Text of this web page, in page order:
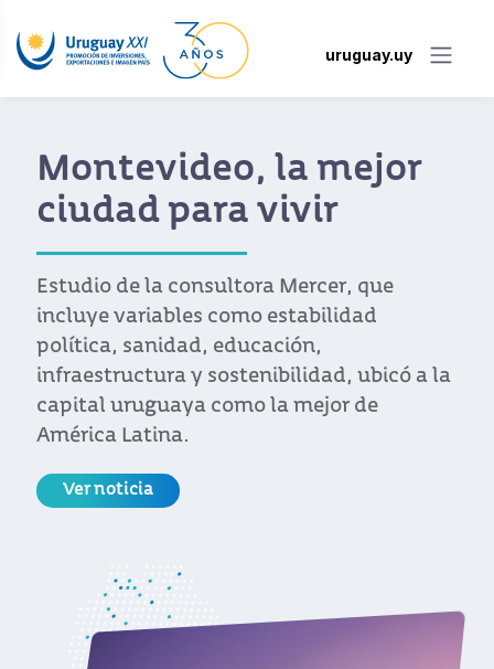
uruguay.uy
Montevideo, la mejor
ciudad para vivir
Estudio de la consultora Mercer, que
incluye variables como estabilidad
política, sanidad, educación,
infraestructura y sostenibilidad, ubicó a la
capital uruguaya como la mejor de
América Latina.
Ver noticia